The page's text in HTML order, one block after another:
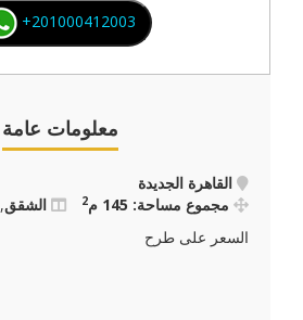
+201000412003
معلومات عامة
القاهرة الجديدة
مجموع مساحة: 145 م
2 الشقق,
السعر على طرح